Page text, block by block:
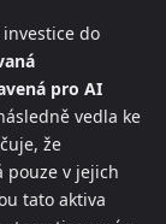
do
pro AI
vedla ke
že
pouze v jejich
tato aktiva